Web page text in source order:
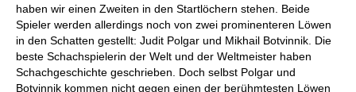
haben wir einen Zweiten in den Startlöchern stehen. Beide
Spieler werden allerdings noch von zwei prominenteren Löwen
in den Schatten gestellt: Judit Polgar und Mikhail Botvinnik. Die
beste Schachspielerin der Welt und der Weltmeister haben
Schachgeschichte geschrieben. Doch selbst Polgar und
Botvinnik kommen nicht gegen einen der berühmtesten Löwen